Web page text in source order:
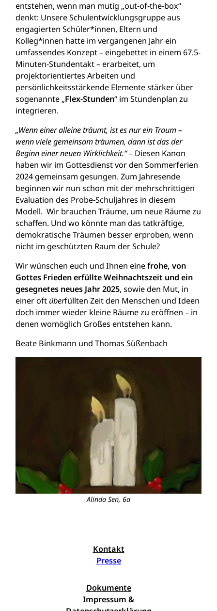
entstehen, wenn man mutig „out-of-the-box“
denkt: Unsere Schulentwicklungsgruppe aus
engagierten Schüler*innen, Eltern und
Kolleg*innen hatte im vergangenen Jahr ein
umfassendes Konzept – eingebettet in einem 67.5-
Minuten-Stundentakt – erarbeitet, um
projektorientiertes Arbeiten und
persönlichkeitsstärkende Elemente stärker über
sogenannte „Flex-Stunden“ im Stundenplan zu
integrieren.
„Wenn einer alleine träumt, ist es nur ein Traum –
wenn viele gemeinsam träumen, dann ist das der
Beginn einer neuen Wirklichkeit.“– Diesen Kanon
haben wir im Gottesdienst vor den Sommerferien
2024 gemeinsam gesungen. Zum Jahresende
beginnen wir nun schon mit der mehrschrittigen
Evaluation des Probe-Schuljahres in diesem
Modell. Wir brauchen Träume, um neue Räume zu
schaffen. Und wo könnte man das tatkräftige,
demokratische Träumen besser erproben, wenn
nicht im geschützten Raum der Schule?
Wir wünschen euch und Ihnen einefrohe, von
Gottes Frieden erfüllte Weihnachtszeit und ein
gesegnetes neues Jahr 2025, sowie den Mut, in
einer oft überfüllten Zeit den Menschen und Ideen
doch immer wieder kleine Räume zu eröffnen – in
denen womöglich Großes entstehen kann.
Beate Binkmann und Thomas Süßenbach
Alinda Sen, 6a
Kontakt
Presse
Dokumente
Impressum &